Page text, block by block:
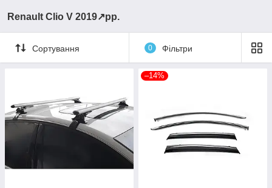
Renault Clio V 2019↗︎рр.
Сортування 0 Фільтри
–14%